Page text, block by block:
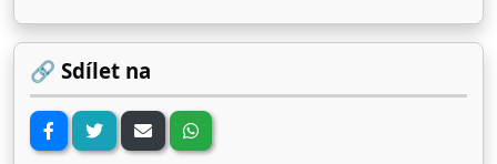
nápady, co v životě změnit, aby vám
Ben Greenfield, zdravotní
konzultant a spisovatel
🔗 Sdílet na